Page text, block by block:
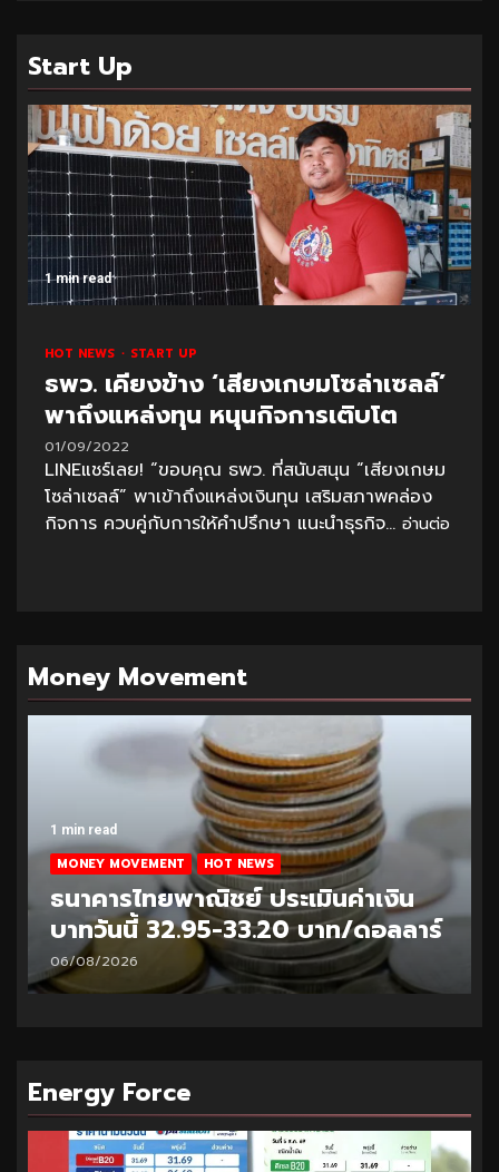
Start Up
1 min read
HOT NEWS START UP
ธพว. เคียงข้าง ‘เสียงเกษมโซล่าเซลล์’
พาถึงแหล่งทุน หนุนกิจการเติบโต
01/09/2022
LINEแชร์เลย! “ขอบคุณ ธพว. ที่สนับสนุน “เสียงเกษม
โซล่าเซลล์” พาเข้าถึงแหล่งเงินทุน เสริมสภาพคล่อง
กิจการ ควบคู่กับการให้คำปรึกษา แนะนำธุรกิจ... อ่านต่อ
Money Movement
1 min read
MONEY MOVEMENT HOT NEWS
ธนาคารไทยพาณิชย์ ประเมินค่าเงิน
บาทวันนี้ 32.95-33.20 บาท/ดอลลาร์
06/08/2026
Energy Force